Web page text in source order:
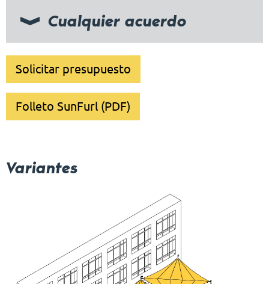
Cualquier acuerdo
Solicitar presupuesto
Folleto SunFurl (PDF)
Variantes